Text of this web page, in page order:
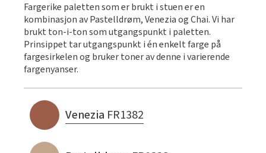
Fargerike paletten som er brukt i stuen er en
kombinasjon av Pastelldrøm, Venezia og Chai. Vi har
brukt ton-i-ton som utgangspunkt i paletten.
Prinsippet tar utgangspunkt i én enkelt farge på
fargesirkelen og bruker toner av denne i varierende
fargenyanser.
Venezia FR1382